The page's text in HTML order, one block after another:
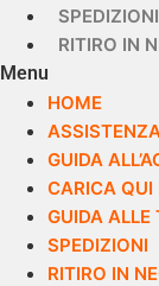
SPEDIZIONI
RITIRO IN
Menu
HOME
ASSISTENZA
GUIDA
CARICA QUI
GUIDA ALLE
SPEDIZIONI
RITIRO IN